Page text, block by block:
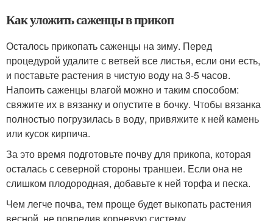
Как уложить саженцы в прикоп
Осталось прикопать саженцы на зиму. Перед
процедурой удалите с ветвей все листья, если они есть,
и поставьте растения в чистую воду на 3-5 часов.
Напоить саженцы влагой можно и таким способом:
свяжите их в вязанку и опустите в бочку. Чтобы вязанка
полностью погрузилась в воду, привяжите к ней камень
или кусок кирпича.
За это время подготовьте почву для прикопа, которая
осталась с северной стороны траншеи. Если она не
слишком плодородная, добавьте к ней торфа и песка.
Чем легче почва, тем проще будет выкопать растения